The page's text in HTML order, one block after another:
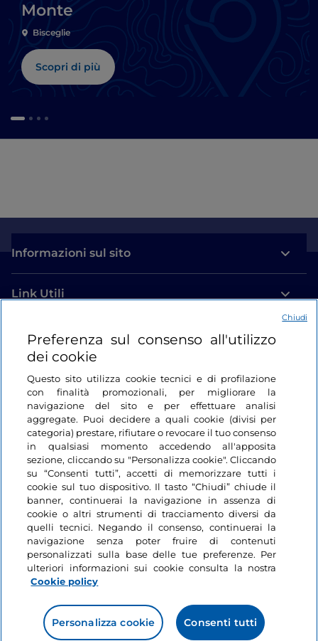
Monte
Bisceglie
Scopri di più
Informazioni sul sito
Link Utili
Login
Restiamo in contatto
Preferenza sul consenso all'utilizzo
dei cookie
Questo sito utilizza cookie tecnici e di profilazione
con finalità promozionali, per migliorare la
navigazione del sito e per effettuare analisi
aggregate. Puoi decidere a quali cookie (divisi per
categoria) prestare, rifiutare o revocare il tuo consenso
in qualsiasi momento accedendo all'apposita
sezione, cliccando su "Personalizza cookie". Cliccando
su “Consenti tutti”, accetti di memorizzare tutti i
cookie sul tuo dispositivo. Il tasto “Chiudi” chiude il
banner, continuerai la navigazione in assenza di
cookie o altri strumenti di tracciamento diversi da
quelli tecnici. Negando il consenso, continuerai la
navigazione senza poter fruire di contenuti
personalizzati sulla base delle tue preferenze. Per
ulteriori informazioni sui cookie consulta la nostra
Cookie policy
Personalizza cookie Consenti tutti
Chiudi